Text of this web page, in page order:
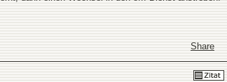
Share